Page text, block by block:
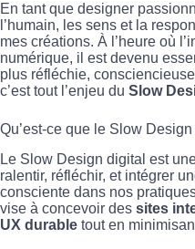
En tant que designer
l’humain, les sens et la
mes créations. À l’heure où
numérique, il est devenu
plus réfléchie,
c’est tout l’enjeu du Slow
Qu’est-ce que le Slow
Le Slow Design digital est
ralentir, réfléchir, et intégrer
consciente dans nos
vise à concevoir des sites
UX durable tout en